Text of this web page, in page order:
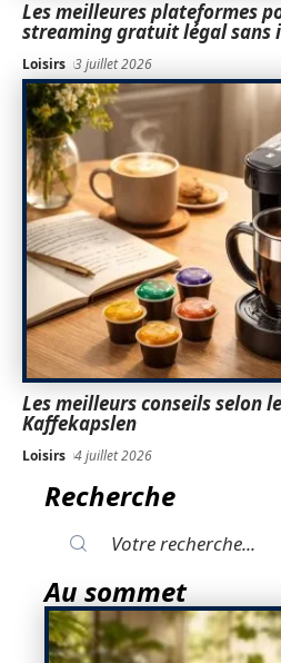
Les meilleures plateformes
streaming gratuit légal sans
Loisirs 3 juillet 2026
Les meilleurs conseils selon
Kaffekapslen
Loisirs 4 juillet 2026
Recherche
Au sommet